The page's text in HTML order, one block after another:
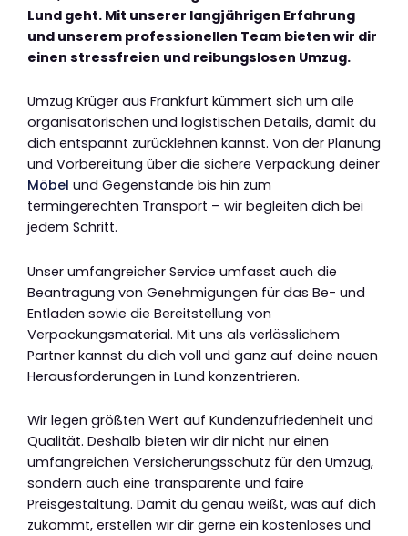
Lund geht. Mit unserer langjährigen Erfahrung
und unserem professionellen Team bieten wir dir
einen stressfreien und reibungslosen Umzug.
Umzug Krüger aus Frankfurt kümmert sich um alle
organisatorischen und logistischen Details, damit du
dich entspannt zurücklehnen kannst. Von der Planung
und Vorbereitung über die sichere Verpackung deiner
Möbel und Gegenstände bis hin zum
termingerechten Transport – wir begleiten dich bei
jedem Schritt.
Unser umfangreicher Service umfasst auch die
Beantragung von Genehmigungen für das Be- und
Entladen sowie die Bereitstellung von
Verpackungsmaterial. Mit uns als verlässlichem
Partner kannst du dich voll und ganz auf deine neuen
Herausforderungen in Lund konzentrieren.
Wir legen größten Wert auf Kundenzufriedenheit und
Qualität. Deshalb bieten wir dir nicht nur einen
umfangreichen Versicherungsschutz für den Umzug,
sondern auch eine transparente und faire
Preisgestaltung. Damit du genau weißt, was auf dich
zukommt, erstellen wir dir gerne ein kostenloses und